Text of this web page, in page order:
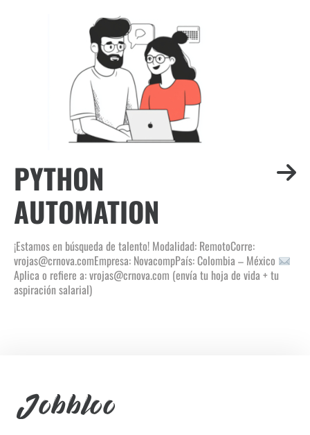
PYTHON
AUTOMATION
¡Estamos en búsqueda de talento! Modalidad: RemotoCorre:
vrojas@crnova.comEmpresa: NovacompPaís: Colombia – México
Aplica o refiere a: vrojas@crnova.com (envía tu hoja de vida + tu
aspiración salarial)
Jobbloo